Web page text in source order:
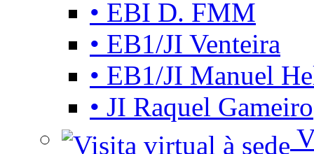
• EBI D. FMM
• EB1/JI Venteira
• EB1/JI Manuel
• JI Raquel Gameiro